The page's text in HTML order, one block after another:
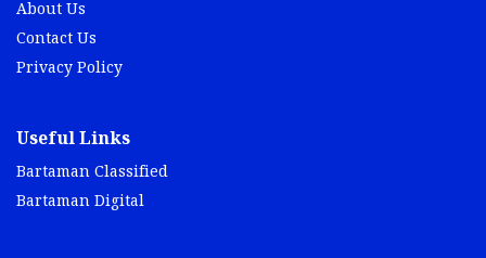
About Us
Contact Us
Privacy Policy
Useful Links
Bartaman Classified
Bartaman Digital